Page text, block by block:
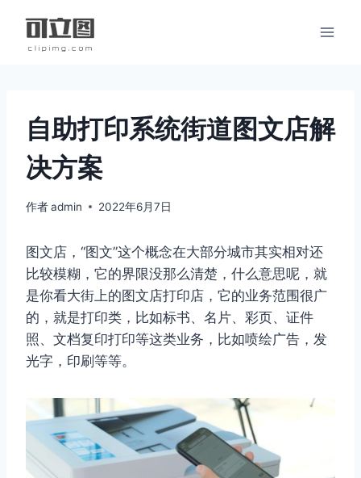
自助打印系统街道图文店解
决方案
作者admin 2022年6月7日
图文店，“图文”这个概念在大部分城市其实相对还
比较模糊，它的界限没那么清楚，什么意思呢，就
是你看大街上的图文店打印店，它的业务范围很广
的，就是打印类，比如标书、名片、彩页、证件
照、文档复印打印等这类业务，比如喷绘广告，发
光字，印刷等等。